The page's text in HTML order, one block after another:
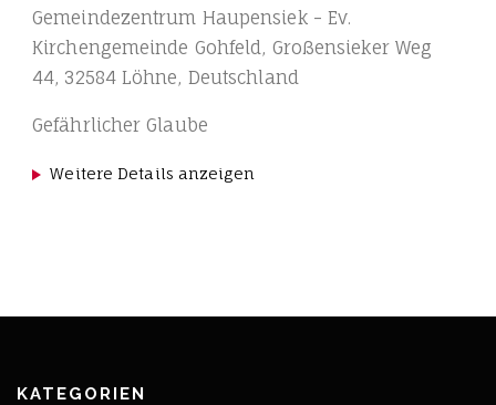
Gemeindezentrum Haupensiek - Ev.
Kirchengemeinde Gohfeld, Großensieker Weg
44, 32584 Löhne, Deutschland
Gefährlicher Glaube
Weitere Details anzeigen
KATEGORIEN